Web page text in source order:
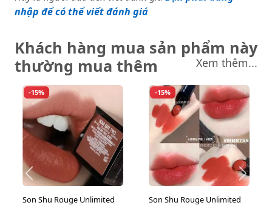
nhập để có thể viết đánh giá
Khách hàng mua sản phẩm này
thường mua thêm
Xem thêm...
-15%
Son Shu Rouge Unlimited
-15%
Son Shu Rouge Unlimited